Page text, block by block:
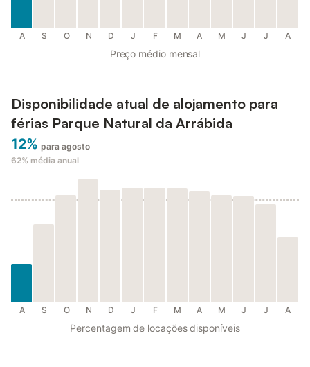
A S O N D J F M A M J J A
Preço médio mensal
Disponibilidade atual de alojamento para
férias Parque Natural da Arrábida
12% para agosto
62% média anual
A S O N D J F M A M J J A
Percentagem de locações disponíveis